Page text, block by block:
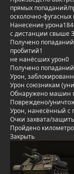
прямых попаданий/
осколочно-
Нанесение урона
с дистанции свыше
Получено попаданий
пробитий1
не нанёсших урон0
Получено
Урон,
Урон союзникам
Обнаружено машин
Повреждено/
Урон, нанесённый с
Очки захвата/
Пройдено
Закрыть